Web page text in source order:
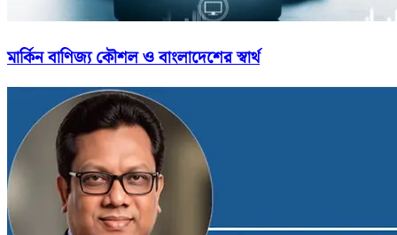
মার্কিন বাণিজ্য কৌশল ও বাংলাদেশের স্বার্থ